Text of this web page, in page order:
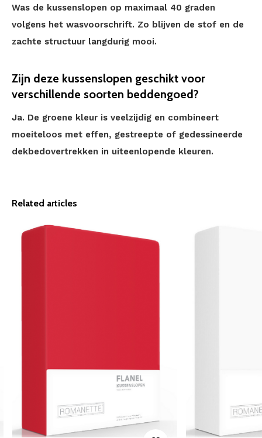
Was de kussenslopen op maximaal 40 graden
volgens het wasvoorschrift. Zo blijven de stof en de
zachte structuur langdurig mooi.
Zijn deze kussenslopen geschikt voor
verschillende soorten beddengoed?
Ja. De groene kleur is veelzijdig en combineert
moeiteloos met effen, gestreepte of gedessineerde
dekbedovertrekken in uiteenlopende kleuren.
Related articles